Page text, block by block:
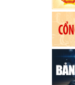
địa
Xây
Tiểu
TP25
Tiểu